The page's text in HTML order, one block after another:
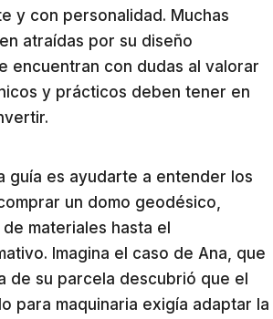
y con personalidad. Muchas
atraídas por su diseño
encuentran con dudas al valorar
y prácticos deben tener en
guía es ayudarte a entender los
un domo geodésico,
materiales hasta el
Imagina el caso de Ana, que
de su parcela descubrió que el
para maquinaria exigía adaptar la